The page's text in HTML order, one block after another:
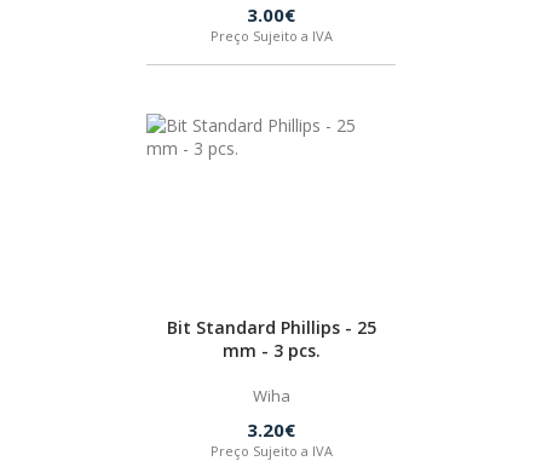
3.00€
Preço Sujeito a IVA
Bit Standard Phillips - 25
mm - 3 pcs.
Wiha
3.20€
Preço Sujeito a IVA